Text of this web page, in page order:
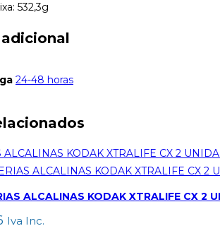
532,3g
24-48 horas
ALCALINAS KODAK XTRALIFE CX 2
Iva Inc.